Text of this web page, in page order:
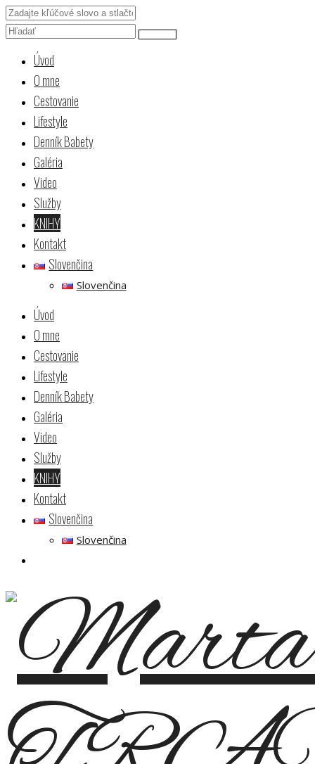
Úvod
O mne
Cestovanie
Lifestyle
Denník Babety
Galéria
Video
Služby
KNIHY
Kontakt
Slovenčina
Slovenčina
Úvod
O mne
Cestovanie
Lifestyle
Denník Babety
Galéria
Video
Služby
KNIHY
Kontakt
Slovenčina
Slovenčina